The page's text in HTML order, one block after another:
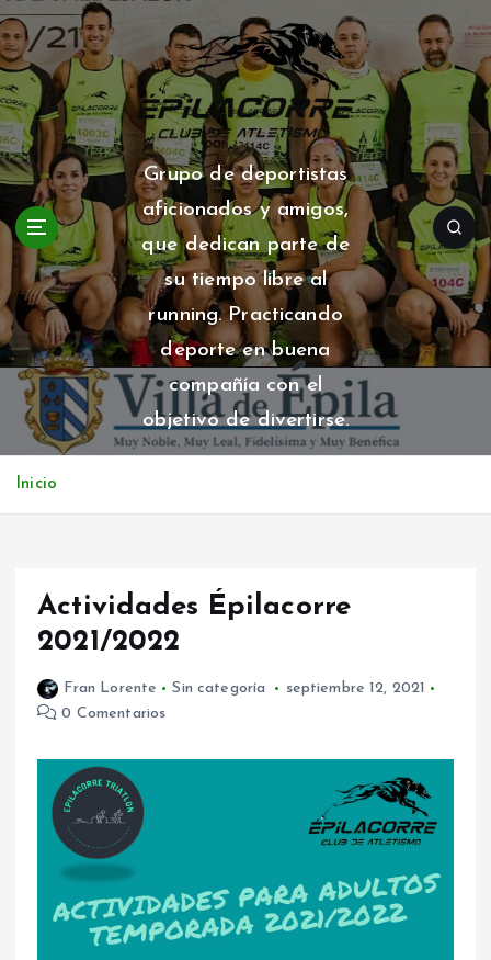
S
a
l
t
a
r
a
l
e
n
i
Grupo de deportistas
aficionados y amigos,
que dedican parte de
su tiempo libre al
running. Practicando
deporte en buena
compañía con el
objetivo de divertirse.
Inicio
Actividades Épilacorre
2021/2022
Fran Lorente Sin categoría
septiembre 12, 2021
0 Comentarios